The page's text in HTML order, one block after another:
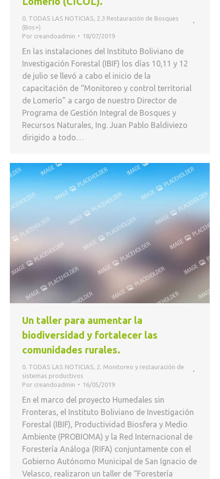
0. TODAS LAS NOTICIAS, 2.3 Restauración de Bosques
(Bos+)
Por creandoadmin 18/07/2019
En las instalaciones del Instituto Boliviano de
Investigación Forestal (IBIF) los días 10,11 y 12
de julio se llevó a cabo el inicio de la
capacitación de “Monitoreo y control territorial
de Lomerío” a cargo de nuestro Director de
Programa de Gestión Integral de Bosques y
Recursos Naturales, Ing. Juan Pablo Baldiviezo
dirigido a todo…
Un taller para aumentar la
biodiversidad y fortalecer las
comunidades rurales.
0. TODAS LAS NOTICIAS, 2. Monitoreo y restauración de
sistemas productivos
Por creandoadmin 16/05/2019
En el marco del proyecto Humedales sin
Fronteras, el Instituto Boliviano de Investigación
Forestal (IBIF), Productividad Biosfera y Medio
Ambiente (PROBIOMA) y la Red Internacional de
Forestería Análoga (RIFA) conjuntamente con el
Gobierno Autónomo Municipal de San Ignacio de
Velasco, realizaron un taller de “Forestería